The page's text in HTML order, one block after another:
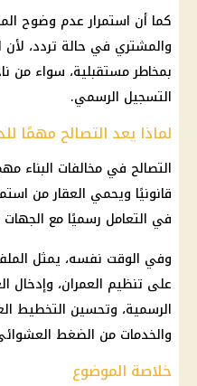
كما أن استمرار عدم وضوح
والمشتري في حالة تردد، لأن
بمخاطر مستقبلية، سواء من
التسجيل الرسمي.
لماذا يعد التصالح مهمًا
التصالح في مخالفات البناء
قانونيًا ويحمي العقار من
في التعامل رسميًا مع الجهات
وفي الوقت نفسه، يمثل
على تنظيم العمران، وإدخال
الرسمية، وتحسين التخطيط
والخدمات من الضغط العشوائي
خلاصة الموضوع